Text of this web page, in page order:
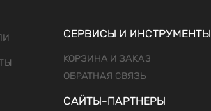
СЕРВИСЫ И ИНСТРУМЕНТЫ
КОРЗИНА И ЗАКАЗ
ОБРАТНАЯ СВЯЗЬ
САЙТЫ-ПАРТНЕРЫ